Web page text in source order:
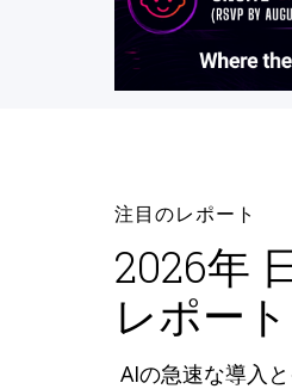
注目のレポート
2026年
レポート
AIの急速な導入